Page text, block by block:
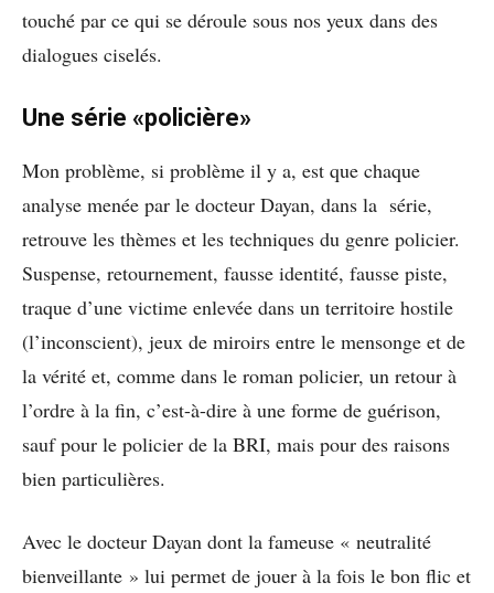
touché par ce qui se déroule sous nos yeux dans des
dialogues ciselés.
Une série «policière»
Mon problème, si problème il y a, est que chaque
analyse menée par le docteur Dayan, dans la série,
retrouve les thèmes et les techniques du genre policier.
Suspense, retournement, fausse identité, fausse piste,
traque d’une victime enlevée dans un territoire hostile
(l’inconscient), jeux de miroirs entre le mensonge et de
la vérité et, comme dans le roman policier, un retour à
l’ordre à la fin, c’est-à-dire à une forme de guérison,
sauf pour le policier de la BRI, mais pour des raisons
bien particulières.
Avec le docteur Dayan dont la fameuse « neutralité
bienveillante » lui permet de jouer à la fois le bon flic et